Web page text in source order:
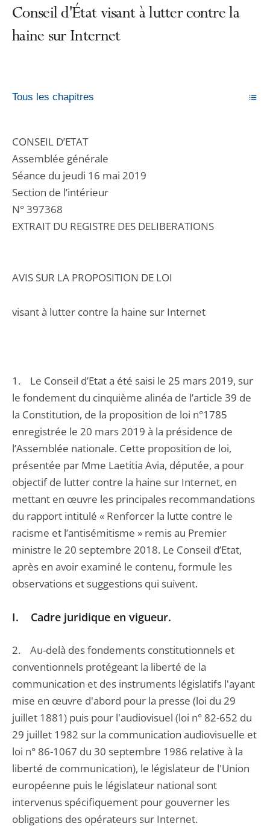
Conseil d'État visant à lutter contre la
haine sur Internet
Tous les chapitres
CONSEIL D’ETAT
Assemblée générale
Séance du jeudi 16 mai 2019
Section de l’intérieur
N° 397368
EXTRAIT DU REGISTRE DES DELIBERATIONS
AVIS SUR LA PROPOSITION DE LOI
visant à lutter contre la haine sur Internet
1. Le Conseil d’Etat a été saisi le 25 mars 2019, sur
le fondement du cinquième alinéa de l’article 39 de
la Constitution, de la proposition de loi n°1785
enregistrée le 20 mars 2019 à la présidence de
l’Assemblée nationale. Cette proposition de loi,
présentée par Mme Laetitia Avia, députée, a pour
objectif de lutter contre la haine sur Internet, en
mettant en œuvre les principales recommandations
du rapport intitulé « Renforcer la lutte contre le
racisme et l’antisémitisme » remis au Premier
ministre le 20 septembre 2018. Le Conseil d’Etat,
après en avoir examiné le contenu, formule les
observations et suggestions qui suivent.
I. Cadre juridique en vigueur.
2. Au-delà des fondements constitutionnels et
conventionnels protégeant la liberté de la
communication et des instruments législatifs l'ayant
mise en œuvre d'abord pour la presse (loi du 29
juillet 1881) puis pour l'audiovisuel (loi n° 82-652 du
29 juillet 1982 sur la communication audiovisuelle et
loi n° 86-1067 du 30 septembre 1986 relative à la
liberté de communication), le législateur de l'Union
européenne puis le législateur national sont
intervenus spécifiquement pour gouverner les
obligations des opérateurs sur Internet.